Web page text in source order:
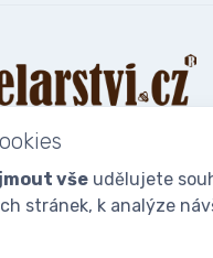
Všechna práva vyhrazena.|
vše udělujete
stránek, k analýze